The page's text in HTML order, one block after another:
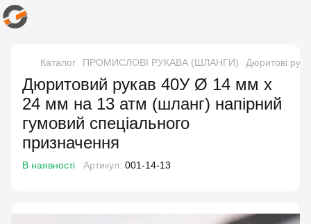
Каталог ПРОМИСЛОВІ РУКАВА (ШЛАНГИ) Дюритові
Дюритовий рукав 40У Ø 14 мм x
24 мм на 13 атм (шланг) напірний
гумовий спеціального
призначення
В наявності Артикул: 001-14-13